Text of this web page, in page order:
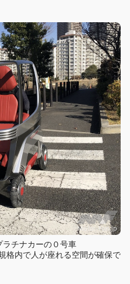
チナカーの０号車
格内で人が座れる空間が確保で